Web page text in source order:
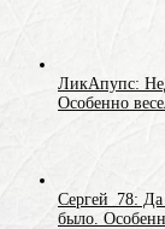
ЛикАпупс:
Особенно
Сергей_78:
было.